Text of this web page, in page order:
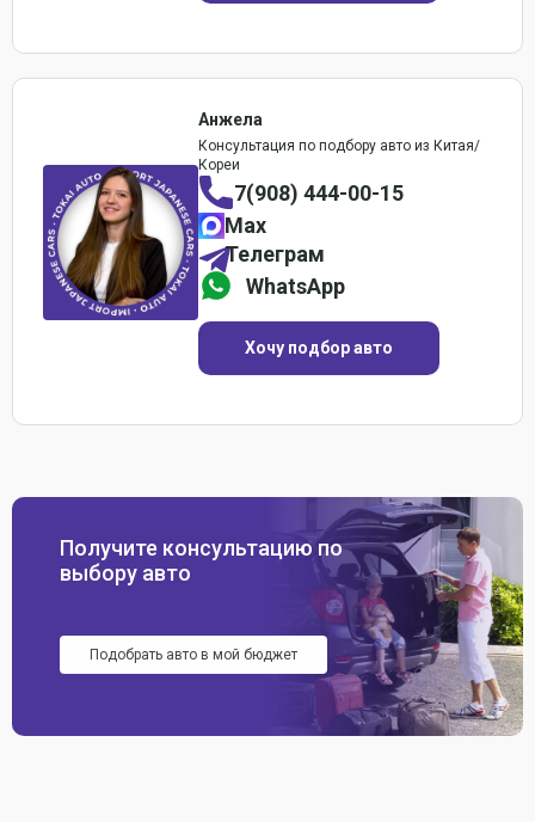
Анжела
Консультация по подбору авто из Китая/
Кореи
7(908) 444-00-15
Max
Телеграм
WhatsApp
Хочу подбор авто
Получите консультацию по
выбору авто
Подобрать авто в мой бюджет